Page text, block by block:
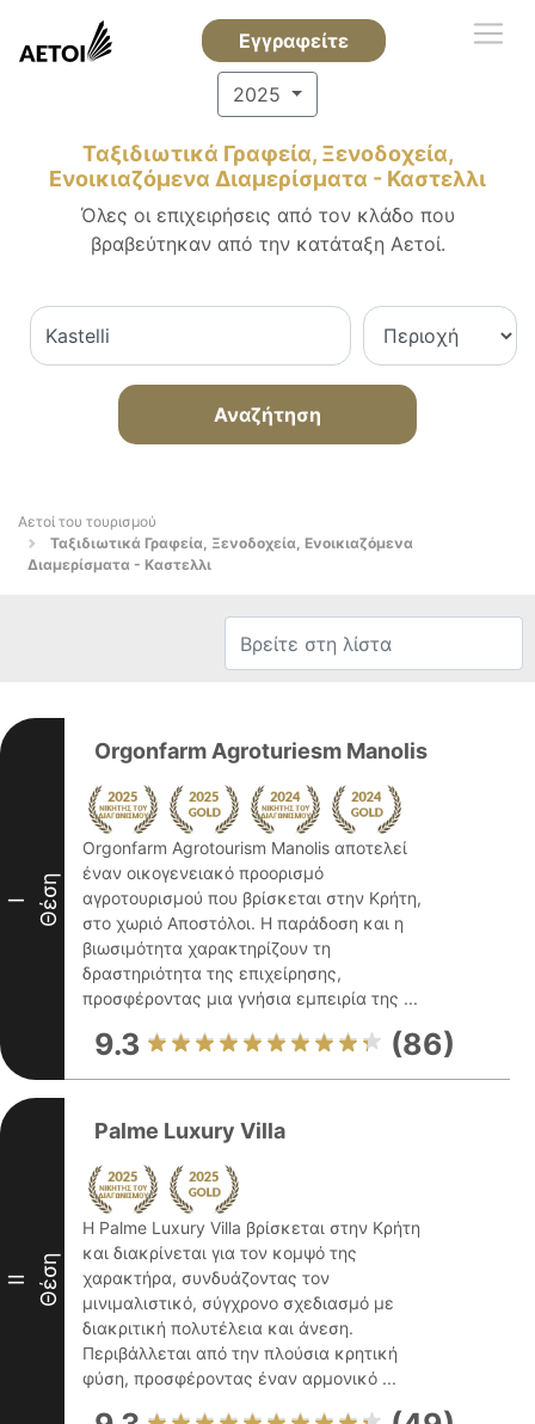
Εγγραφείτε
2025
Ταξιδιωτικά Γραφεία, Ξενοδοχεία,
Ενοικιαζόμενα Διαμερίσματα - Καστελλι
Όλες οι επιχειρήσεις από τον κλάδο που
βραβεύτηκαν από την κατάταξη Αετοί.
Αναζήτηση
Αετοί του τουρισμού
Ταξιδιωτικά Γραφεία, Ξενοδοχεία, Ενοικιαζόμενα
Διαμερίσματα - Καστελλι
I Θέση
Orgonfarm Agroturiesm Manolis
Orgonfarm Agrotourism Manolis αποτελεί
έναν οικογενειακό προορισμό
αγροτουρισμού που βρίσκεται στην Κρήτη,
στο χωριό Αποστόλοι. Η παράδοση και η
βιωσιμότητα χαρακτηρίζουν τη
δραστηριότητα της επιχείρησης,
προσφέροντας μια γνήσια εμπειρία της ...
9.3 (86)
II Θέση
Palme Luxury Villa
Η Palme Luxury Villa βρίσκεται στην Κρήτη
και διακρίνεται για τον κομψό της
χαρακτήρα, συνδυάζοντας τον
μινιμαλιστικό, σύγχρονο σχεδιασμό με
διακριτική πολυτέλεια και άνεση.
Περιβάλλεται από την πλούσια κρητική
φύση, προσφέροντας έναν αρμονικό ...